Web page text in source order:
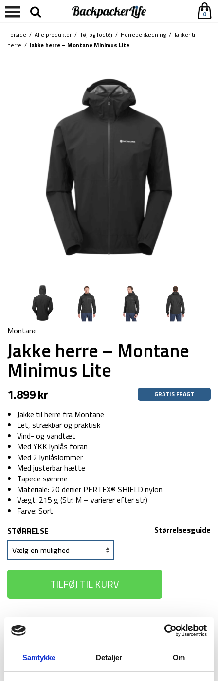
Samtykke Detaljer Om
0
Forside / Alle produkter/ Tøj og fodtøj / Herrebeklædning / Jakker til
herre / Jakke herre – Montane Minimus Lite
Montane
Jakke herre – Montane
Minimus Lite
1.899kr GRATIS FRAGT
Jakke til herre fra Montane
Let, strækbar og praktisk
Vind- og vandtæt
Med YKK lynlås foran
Med 2 lynlåslommer
Med justerbar hætte
Tapede sømme
Materiale: 20 denier PERTEX® SHIELD nylon
Vægt: 215 g (Str. M – varierer efter str)
Farve: Sort
Størrelsesguide
STØRRELSE
TILFØJ TIL KURV
100 dages
returret